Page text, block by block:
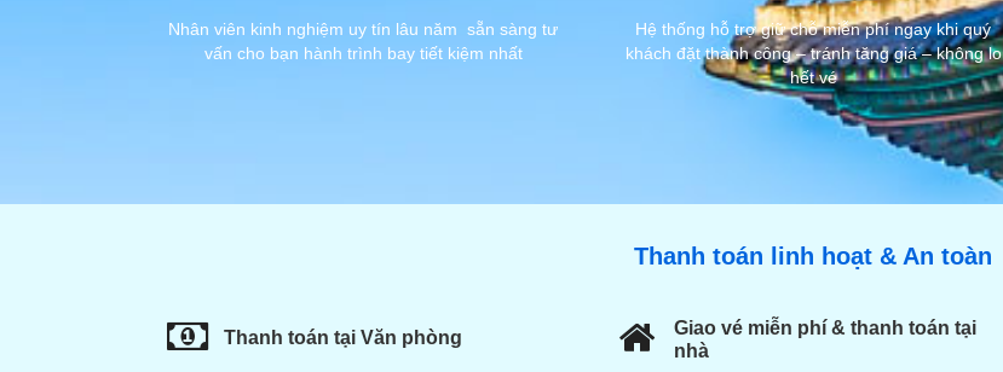
Nhân viên kinh nghiệm uy tín lâu năm sẵn sàng tư
vấn cho bạn hành trình bay tiết kiệm nhất
Hệ thống hỗ trợ giữ chỗ miễn phí ngay khi quý
khách đặt thành công – tránh tăng giá – không lo
hết vé
Thanh toán linh hoạt & An toàn
Thanh toán tại Văn phòng
Giao vé miễn phí & thanh toán tại
nhà